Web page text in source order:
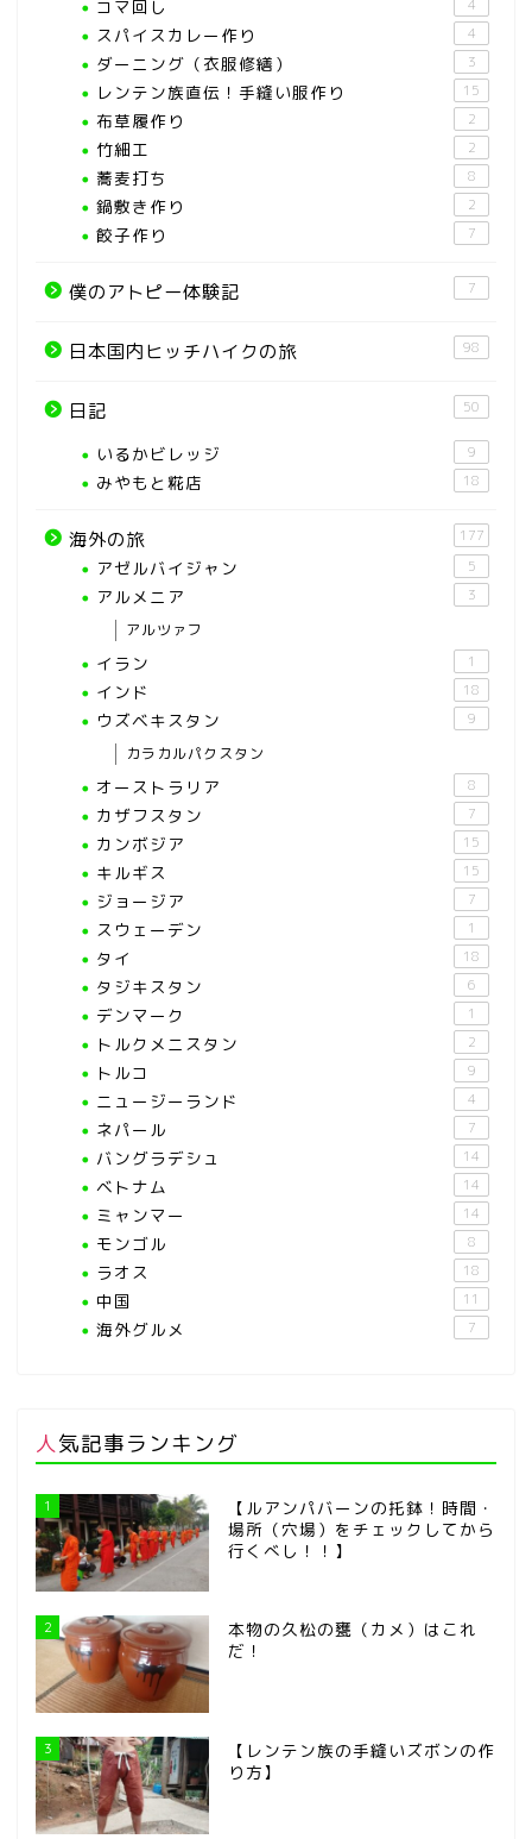
コマ回し 4
スパイスカレー作り 4
ダーニング（衣服修繕） 3
レンテン族直伝！手縫い服作り 15
布草履作り 2
竹細工 2
蕎麦打ち 8
鍋敷き作り 2
餃子作り 7
僕のアトピー体験記 7
日本国内ヒッチハイクの旅 98
日記 50
いるかビレッジ 9
みやもと糀店 18
海外の旅 177
アゼルバイジャン 5
アルメニア 3
アルツァフ
イラン 1
インド 18
ウズベキスタン 9
カラカルパクスタン
オーストラリア 8
カザフスタン 7
カンボジア 15
キルギス 15
ジョージア 7
スウェーデン 1
タイ 18
タジキスタン 6
デンマーク 1
トルクメニスタン 2
トルコ 9
ニュージーランド 4
ネパール 7
バングラデシュ 14
ベトナム 14
ミャンマー 14
モンゴル 8
ラオス 18
中国 11
海外グルメ 7
人気記事ランキング
1
【ルアンパバーンの托鉢！時間・
場所（穴場）をチェックしてから
行くべし！！】
2
本物の久松の甕（カメ）はこれ
だ！
3
【レンテン族の手縫いズボンの作
り方】